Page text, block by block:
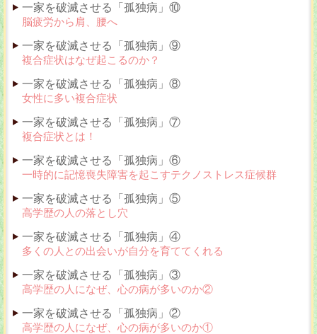
一家を破滅させる「孤独病」⑩
脳疲労から肩、腰へ
一家を破滅させる「孤独病」⑨
複合症状はなぜ起こるのか？
一家を破滅させる「孤独病」⑧
女性に多い複合症状
一家を破滅させる「孤独病」⑦
複合症状とは！
一家を破滅させる「孤独病」⑥
一時的に記憶喪失障害を起こすテクノストレス症候群
一家を破滅させる「孤独病」⑤
高学歴の人の落とし穴
一家を破滅させる「孤独病」④
多くの人との出会いが自分を育ててくれる
一家を破滅させる「孤独病」③
高学歴の人になぜ、心の病が多いのか②
一家を破滅させる「孤独病」②
高学歴の人になぜ、心の病が多いのか①